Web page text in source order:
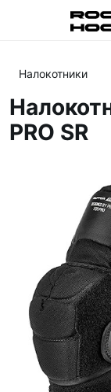
Налокотники
PRO SR